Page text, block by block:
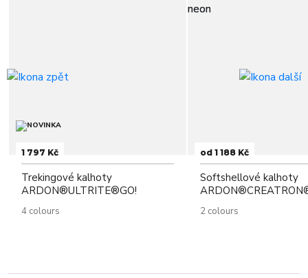
1 797 Kč
Trekingové kalhoty
ARDON®ULTRITE®GO!
4 colours
od 1 188 Kč
Softshellové kalhoty
2 colours